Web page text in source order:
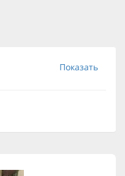
Показать